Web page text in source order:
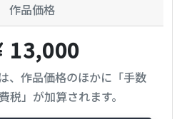
作品価格
13,000
、作品価格のほかに「手数
税」が加算されます。